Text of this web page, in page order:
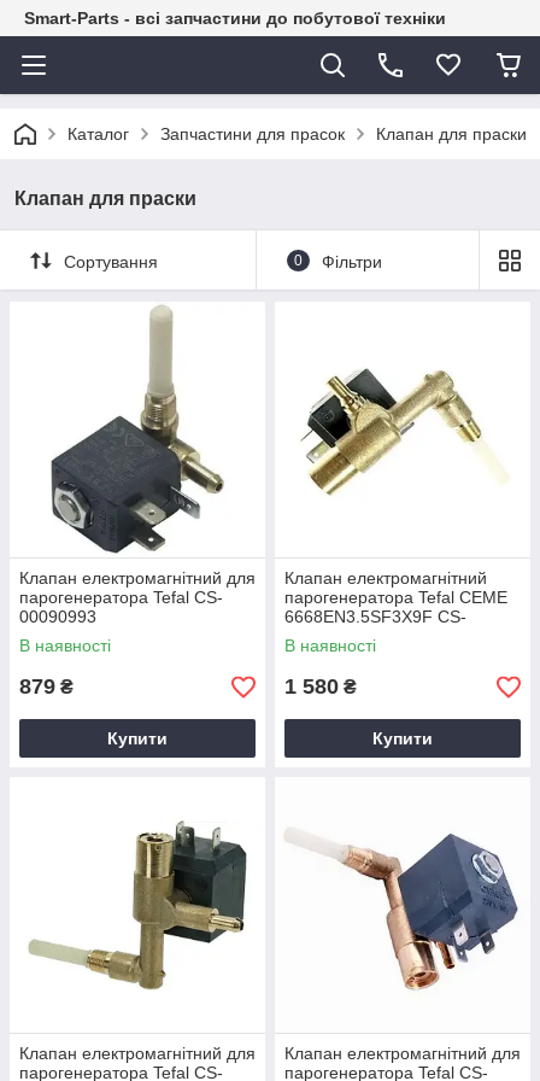
Smart-Parts - всі запчастини до побутової техніки
Каталог Запчастини для прасок Клапан для праски
Клапан для праски
Сортування 0 Фільтри
Клапан електромагнітний для
парогенератора Tefal CS-
00090993
В наявності
879 ₴
Купити
Клапан електромагнітний
парогенератора Tefal CEME
6668EN3.5SF3X9F CS-
00129465
В наявності
1 580 ₴
Купити
Клапан електромагнітний для
парогенератора Tefal CS-
Клапан електромагнітний для
парогенератора Tefal CS-